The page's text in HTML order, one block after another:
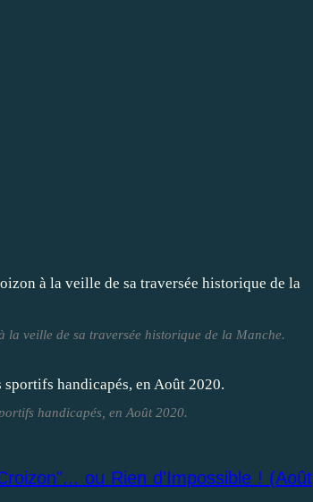
veille de sa traversée historique de la Manche.
handicapés, en Août 2020.
ou Rien d'Impossible ! (Août